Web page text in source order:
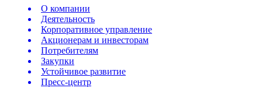
О компании
Деятельность
Корпоративное управление
Акционерам и инвесторам
Потребителям
Закупки
Устойчивое развитие
Пресс-центр